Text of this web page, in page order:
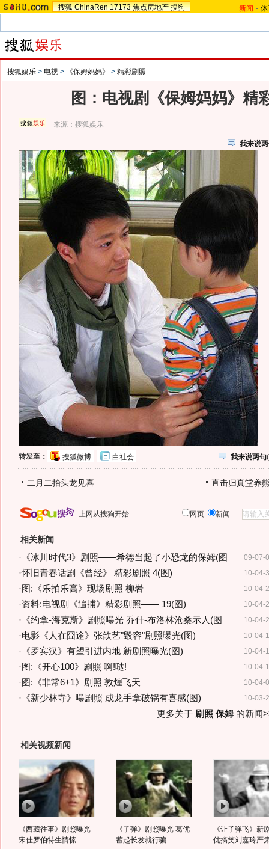
搜狐 ChinaRen 17173 焦点房地产 搜狗 新闻 -
搜狐娱乐 > 电视 > 《保姆妈妈》 > 精彩剧照
图：电视剧《保姆妈妈》精
来源：搜狐娱乐
我来说
转发至： 搜狐微博 白社会 我来说两句(
二月二抬头龙见喜 直击归真堂养
上网从搜狗开始 网页 新闻
相关新闻
09-07-
· 《冰川时代3》剧照——希德当起了小恐龙的保姆(图
10-04-
·怀旧青春话剧《曾经》 精彩剧照 4(图)
10-04-
· 图:《乐拍乐高》现场剧照 柳岩
10-04-
·资料:电视剧《追捕》精彩剧照—— 19(图)
10-04-
· 《约拿-海克斯》剧照曝光 乔什-布洛林沧桑示人(图
10-04-
·电影《人在囧途》张歆艺"毁容"剧照曝光(图)
10-04-
· 《罗宾汉》有望引进内地 新剧照曝光(图)
10-04-
· 图:《开心100》剧照 啊!哒!
10-04-
· 图:《非常6+1》剧照 敦煌飞天
10-03-
· 《新少林寺》曝剧照 成龙手拿破锅有喜感(图)
更多关于 剧照 保姆的新闻
相关视频新闻
《西藏往事》剧照曝光
宋佳罗伯特生情愫
《子弹》剧照曝光 葛优
蓄起长发就行骗
《让子弹飞》新
优搞笑刘嘉玲严